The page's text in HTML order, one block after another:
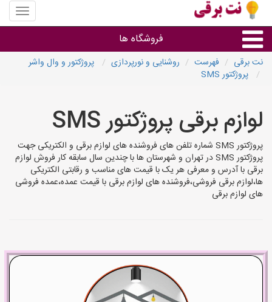
منوی
سایت
برقی
فروشگاه ها
سایر گروه ها
فروشنده های لوازم برقی
نت برقی فهرست روشنایی و نورپردازی
پروژکتور و وال واشر
پروژکتور SMS
لوازم برقی پروژکتور SMS
پروژکتور SMS شماره تلفن های فروشنده های لوازم برقی و الکتریکی جهت
پروژکتور SMS در تهران و شهرستان ها با چندین سال سابقه کار فروش لوازم
برقی با آدرس و معرفی هر یک با قیمت های مناسب و رقابتی الکتریکی
ها،لوازم برقی فروشی،فروشنده های لوازم برقی با قیمت عمده،عمده فروشی
های لوازم برقی